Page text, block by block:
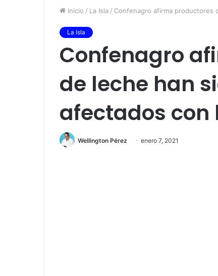
Inicio / La Isla / Confenagro afirma productores
La Isla
Confenagro
de leche han
afectados
Wellington Pérez enero 7, 2021